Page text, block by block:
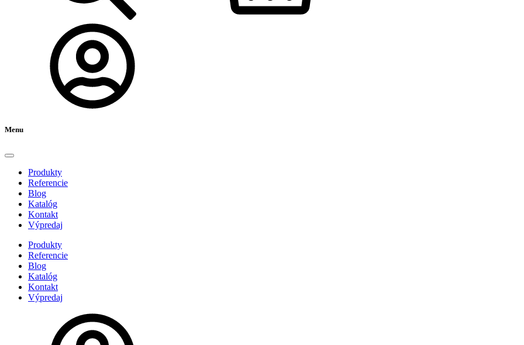
Menu
Produkty
Referencie
Blog
Katalóg
Kontakt
Výpredaj
Produkty
Referencie
Blog
Katalóg
Kontakt
Výpredaj